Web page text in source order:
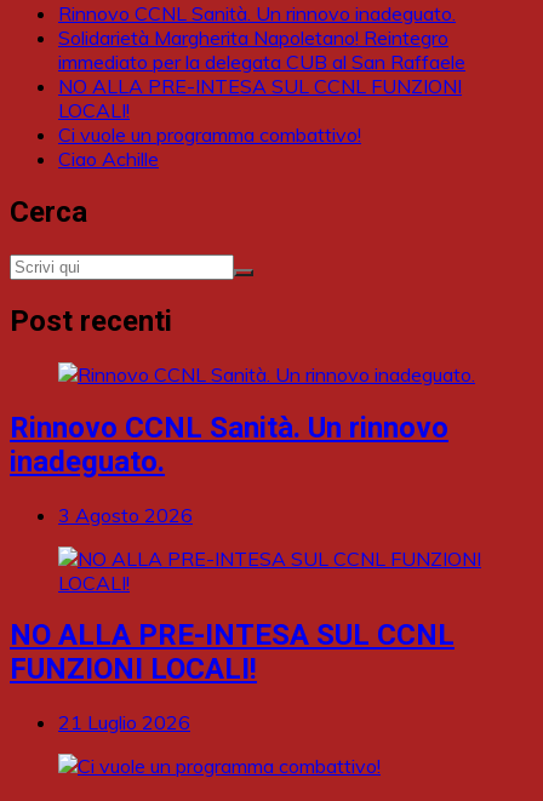
Rinnovo CCNL Sanità. Un rinnovo inadeguato.
Solidarietà Margherita Napoletano! Reintegro
immediato per la delegata CUB al San Raffaele
NO ALLA PRE-INTESA SUL CCNL FUNZIONI
LOCALI!
Ci vuole un programma combattivo!
Ciao Achille
Cerca
Post recenti
Rinnovo CCNL Sanità. Un rinnovo
inadeguato.
3 Agosto 2026
NO ALLA PRE-INTESA SUL CCNL
FUNZIONI LOCALI!
21 Luglio 2026